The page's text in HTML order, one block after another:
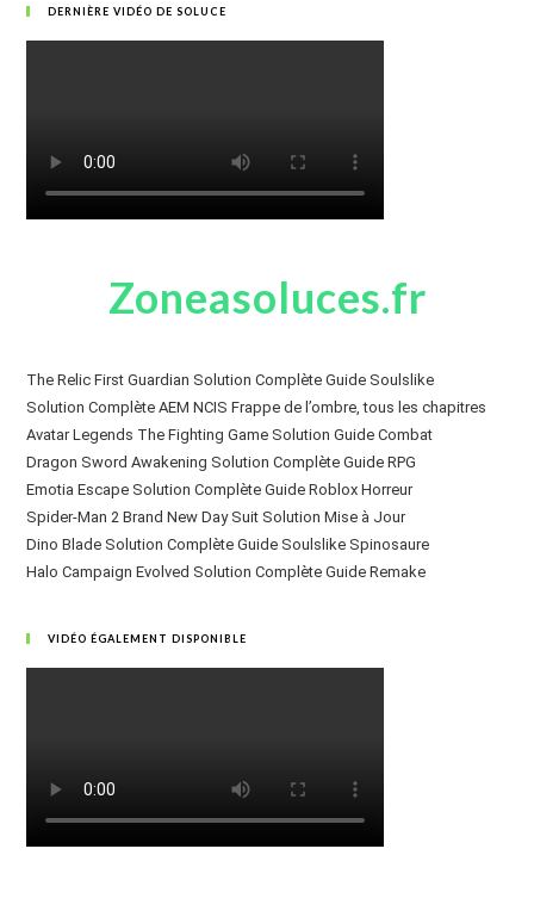
DERNIÈRE VIDÉO DE SOLUCE
Zoneasoluces.fr
The Relic First Guardian Solution Complète Guide Soulslike
Solution Complète AEM NCIS Frappe de l’ombre, tous les chapitres
Avatar Legends The Fighting Game Solution Guide Combat
Dragon Sword Awakening Solution Complète Guide RPG
Emotia Escape Solution Complète Guide Roblox Horreur
Spider-Man 2 Brand New Day Suit Solution Mise à Jour
Dino Blade Solution Complète Guide Soulslike Spinosaure
Halo Campaign Evolved Solution Complète Guide Remake
VIDÉO ÉGALEMENT DISPONIBLE